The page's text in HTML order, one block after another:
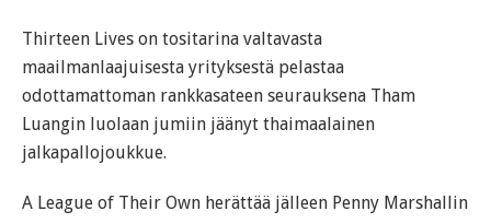
Thirteen Lives on tositarina valtavasta
maailmanlaajuisesta yrityksestä pelastaa
odottamattoman rankkasateen seurauksena Tham
Luangin luolaan jumiin jäänyt thaimaalainen
jalkapallojoukkue.
A League of Their Own herättää jälleen Penny Marshallin